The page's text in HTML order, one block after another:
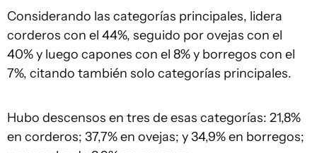
Considerando las categorías principales, lidera
corderos con el 44%, seguido por ovejas con el
40% y luego capones con el 8% y borregos con el
7%, citando también solo categorías principales.
Hubo descensos en tres de esas categorías: 21,8%
en corderos; 37,7% en ovejas; y 34,9% en borregos;